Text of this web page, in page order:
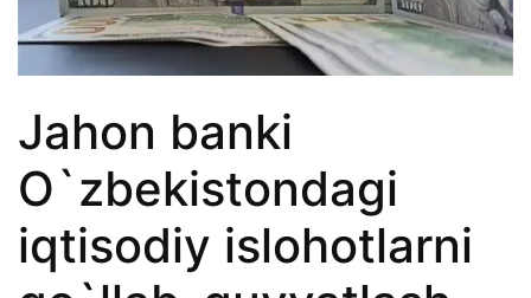
Jahon banki
O`zbekistondagi
iqtisodiy islohotlarni